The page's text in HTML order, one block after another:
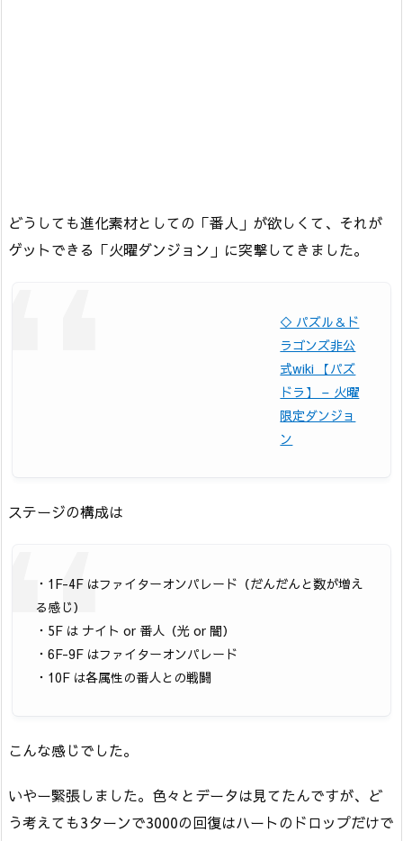
どうしても進化素材としての「番人」が欲しくて、それが
ゲットできる「火曜ダンジョン」に突撃してきました。
◇ パズル＆ド
ラゴンズ非公
式wiki 【パズ
ドラ】 – 火曜
限定ダンジョ
ン
ステージの構成は
・1F-4F はファイターオンパレード（だんだんと数が増え
る感じ）
・5F は ナイト or 番人（光 or 闇）
・6F-9F はファイターオンパレード
・10F は各属性の番人との戦闘
こんな感じでした。
いやー緊張しました。色々とデータは見てたんですが、ど
う考えても3ターンで3000の回復はハートのドロップだけで